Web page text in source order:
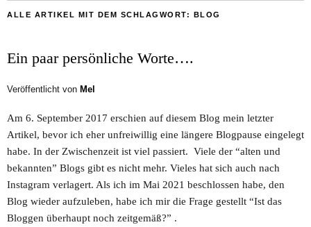
ALLE ARTIKEL MIT DEM SCHLAGWORT: BLOG
Ein paar persönliche Worte….
Veröffentlicht von Mel
Am 6. September 2017 erschien auf diesem Blog mein letzter
Artikel, bevor ich eher unfreiwillig eine längere Blogpause eingelegt
habe. In der Zwischenzeit ist viel passiert. Viele der “alten und
bekannten” Blogs gibt es nicht mehr. Vieles hat sich auch nach
Instagram verlagert. Als ich im Mai 2021 beschlossen habe, den
Blog wieder aufzuleben, habe ich mir die Frage gestellt “Ist das
Bloggen überhaupt noch zeitgemäß?” .